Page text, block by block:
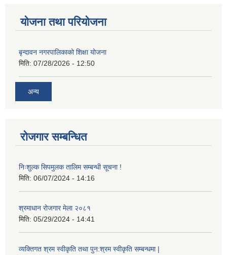
योजना तथा परियोजना
बृन्दावन नगरपालिकाको शिक्षा योजना
मिति: 07/28/2026 - 12:50
अन्य
रोजगार सम्बन्धित
निःशुल्क सिपमुलक तालिम सम्बन्धी सूचना !
मिति: 06/07/2024 - 14:16
श्रमाधान रोजगार मेला २०८१
मिति: 05/29/2024 - 14:41
व्यक्तिगत श्रम स्वीकृति तथा पुन:श्रम स्वीकृति सम्बन्धमा |